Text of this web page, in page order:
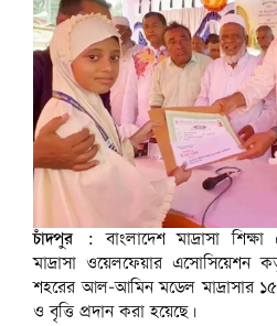
চাঁদপুর : বাংলাদেশ মাদ্রাসা
মাদ্রাসা ওয়েলফেয়ার এসোসিয়েশন
শহরের আল-আমিন মডেল মাদ্রাসার ১৫৬
ও বৃত্তি প্রদান করা হয়েছে।